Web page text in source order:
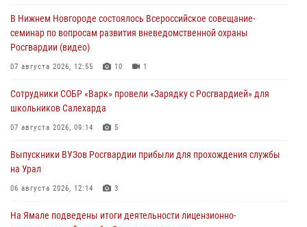
В Нижнем Новгороде состоялось Всероссийское совещание-
семинар по вопросам развития вневедомственной охраны
Росгвардии (видео)
07 августа 2026, 12:55 10 1
Сотрудники СОБР «Варк» провели «Зарядку с Росгвардией» для
школьников Салехарда
07 августа 2026, 09:14 5
Выпускники ВУЗов Росгвардии прибыли для прохождения службы
на Урал
06 августа 2026, 12:14 3
На Ямале подведены итоги деятельности лицензионно-